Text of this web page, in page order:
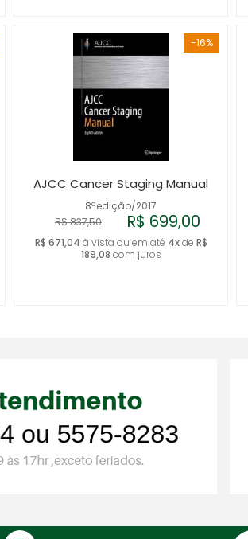
-16%
8ªedição/2017
AJCC Cancer Staging Manual
R$ 837,50 R$ 699,00
R$ 671,04 à vista ou em até 4xde R$
189,08 com juros